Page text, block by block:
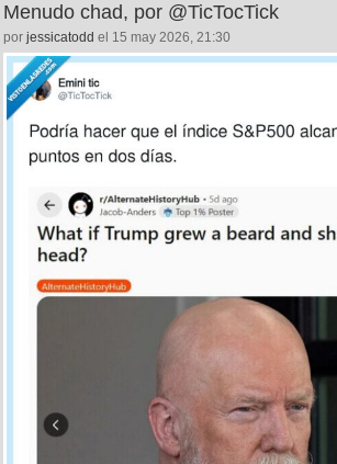
Menudo chad, por @TicTocTick
por jessicatodd el 15 may 2026, 21:30